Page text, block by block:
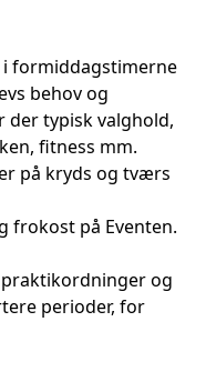
formiddagstimerne
behov og
typisk valghold,
fitness mm.
på kryds og tværs
frokost på Eventen.
og
perioder, for